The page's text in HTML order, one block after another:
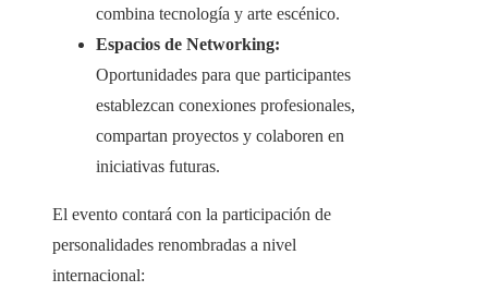
combina tecnología y arte escénico.​
Espacios de Networking:
Oportunidades para que participantes
establezcan conexiones profesionales,
compartan proyectos y colaboren en
iniciativas futuras.​
El evento contará con la participación de
personalidades renombradas a nivel
internacional:​